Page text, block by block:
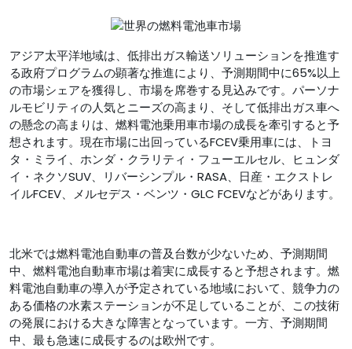
アジア太平洋地域は、低排出ガス輸送ソリューションを推進す
る政府プログラムの顕著な推進により、予測期間中に65%以上
の市場シェアを獲得し、市場を席巻する見込みです。パーソナ
ルモビリティの人気とニーズの高まり、そして低排出ガス車へ
の懸念の高まりは、燃料電池乗用車市場の成長を牽引すると予
想されます。現在市場に出回っているFCEV乗用車には、トヨ
タ・ミライ、ホンダ・クラリティ・フューエルセル、ヒュンダ
イ・ネクソSUV、リバーシンプル・RASA、日産・エクストレ
イルFCEV、メルセデス・ベンツ・GLC FCEVなどがあります。
北米では燃料電池自動車の普及台数が少ないため、予測期間
中、燃料電池自動車市場は着実に成長すると予想されます。燃
料電池自動車の導入が予定されている地域において、競争力の
ある価格の水素ステーションが不足していることが、この技術
の発展における大きな障害となっています。一方、予測期間
中、最も急速に成長するのは欧州です。